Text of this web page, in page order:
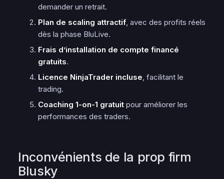
demander un retrait.
Plan de scaling attractif, avec des profits réels
dès la phase BluLive.
Frais d’installation de compte financé
gratuits.
Licence NinjaTrader incluse, facilitant le
trading.
Coaching 1-on-1 gratuit pour améliorer les
performances des traders.
Inconvénients de la prop firm
Blusky